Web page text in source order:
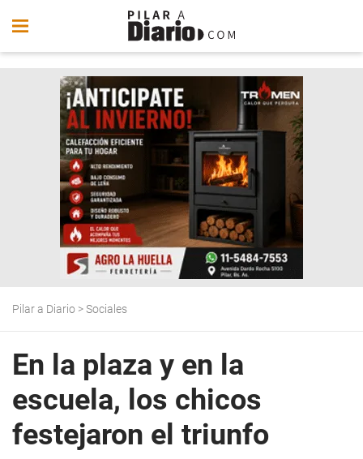
Pilar a Diario >Sociales
En la plaza y en la
escuela, los chicos
festejaron el triunfo